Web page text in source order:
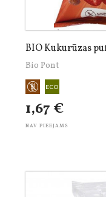
BIO Kukurūzas
Bio Pont
1,67 €
NAV PIEEJAMS